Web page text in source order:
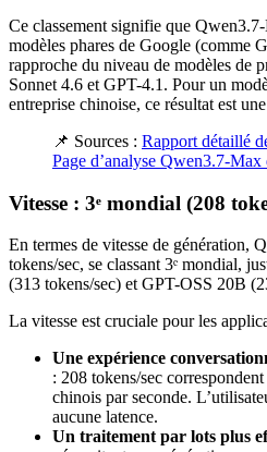
Ce classement signifie que
modèles phares de Google (comme
rapproche du niveau de modèles de
Sonnet 4.6 et GPT-4.1. Pour un
entreprise chinoise, ce résultat est
📌 Sources : Rapport détaillé
Page d’analyse Qwen3.7-
Vitesse : 3ᵉ mondial (208
En termes de vitesse de génération,
tokens/sec, se classant 3ᵉ mondial,
(313 tokens/sec) et GPT-OSS 20B
La vitesse est cruciale pour les
Une expérience
: 208 tokens/sec
chinois par seconde.
aucune latence.
Un traitement par lots plus